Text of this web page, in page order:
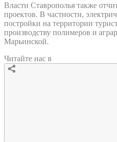
Власти Ставрополья также
проектов. В частности,
постройки на территории
производству полимеров и
Марьинской.
Читайте нас в